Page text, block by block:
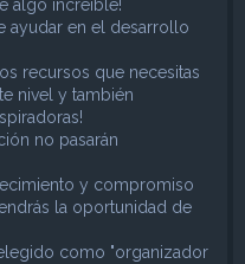
algo increíble!
ayudar en el desarrollo
recursos que necesitas
nivel y también
no pasarán
y compromiso
la oportunidad de
como "organizador